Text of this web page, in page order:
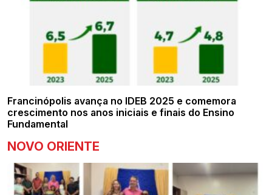
Francinópolis avança no IDEB 2025 e comemora
crescimento nos anos iniciais e finais do Ensino
Fundamental
NOVO ORIENTE